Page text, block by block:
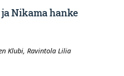
Nikama hanke
Klubi, Ravintola Lilia